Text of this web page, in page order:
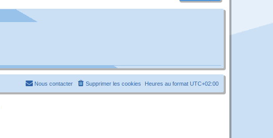
Heures au format UTC+02:00
Supprimer les cookies
Nous contacter